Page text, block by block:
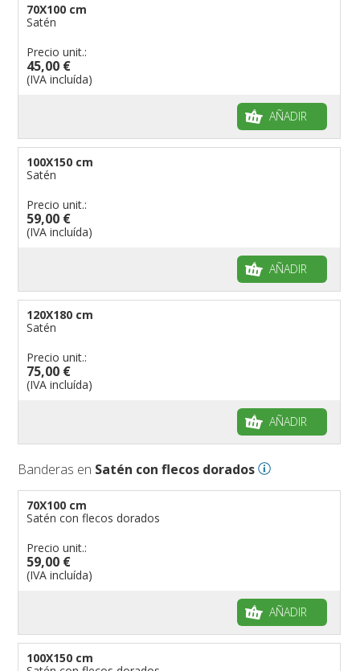
70X100 cm
Satén
Precio unit.:
45,00 €
(IVA incluída)
AÑADIR
100X150 cm
Satén
Precio unit.:
59,00 €
(IVA incluída)
AÑADIR
120X180 cm
Satén
Precio unit.:
75,00 €
(IVA incluída)
AÑADIR
Banderas en Satén con flecos dorados
70X100 cm
Satén con flecos dorados
Precio unit.:
59,00 €
(IVA incluída)
AÑADIR
100X150 cm